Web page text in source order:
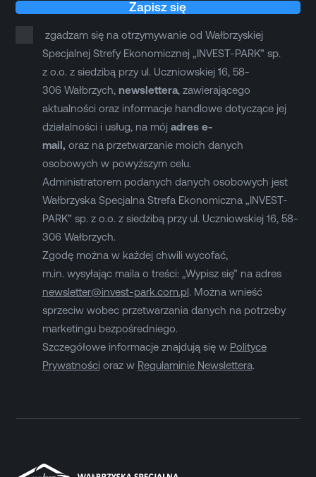
Zapisz się
zgadzam się na otrzymywanie od Wałbrzyskiej
Specjalnej Strefy Ekonomicznej „INVEST-PARK” sp.
z o.o. z siedzibą przy ul. Uczniowskiej 16, 58-
306 Wałbrzych, newslettera, zawierającego
aktualności oraz informacje handlowe dotyczące jej
działalności i usług, na mój adres e-
mail, oraz na przetwarzanie moich danych
osobowych w powyższym celu.
Administratorem podanych danych osobowych jest
Wałbrzyska Specjalna Strefa Ekonomiczna „INVEST-
PARK” sp. z o.o. z siedzibą przy ul. Uczniowskiej 16, 58-
306 Wałbrzych.
Zgodę można w każdej chwili wycofać,
m.in. wysyłając maila o treści: „Wypisz się” na adres
newsletter@invest-park.com.pl. Można wnieść
sprzeciw wobec przetwarzania danych na potrzeby
marketingu bezpośredniego.
Szczegółowe informacje znajdują się w Polityce
Prywatności oraz w Regulaminie Newslettera.